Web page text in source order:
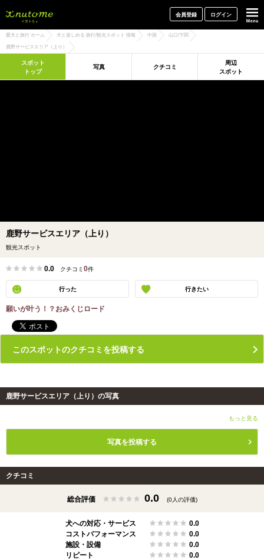
会員登録 ログイン
愛犬と旅行 ホーム 犬と楽しめる 旅行/観光スポット 情報 中国 山口/下関
鹿野サービスエリア（上り）
スポット
トップ
写真 クチコミ
周辺
スポット
鹿野サービスエリア（上り）
観光スポット
0.0 クチコミ 0件
行った 行きたい
願いが叶う！？おみくじロード
このスポットのクチコミを投稿する
鹿野サービスエリア（上り）の写真
もっと見る
写真を投稿する
クチコミ
総合評価 0.0 (0人の評価)
犬への対応・サービス
0.0
コストパフォーマンス
0.0
施設・設備
0.0
リピート
0.0